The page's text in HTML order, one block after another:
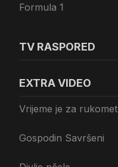
Formula 1
TV RASPORED
EXTRA VIDEO
Vrijeme je za rukomet
Gospodin Savršeni